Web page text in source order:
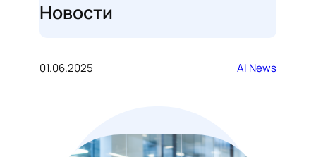
Новости
01.06.2025 AI News